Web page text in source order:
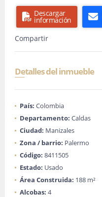
Descargar
información
Compartir
Detalles del inmueble
País: Colombia
Departamento: Caldas
Ciudad: Manizales
Zona / barrio: Palermo
Código: 8411505
Estado: Usado
Área Construida: 188 m²
Alcobas: 4